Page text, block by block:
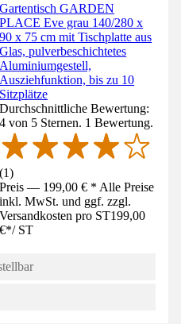
Gartentisch GARDEN
PLACE Eve grau 140/280 x
90 x 75 cm mit Tischplatte aus
Glas, pulverbeschichtetes
Aluminiumgestell,
Ausziehfunktion, bis zu 10
Sitzplätze
Durchschnittliche Bewertung:
4 von 5 Sternen. 1 Bewertung.
(1)
Preis — 199,00 € * Alle Preise
inkl. MwSt. und ggf. zzgl.
Versandkosten pro ST199,00
€*/ ST